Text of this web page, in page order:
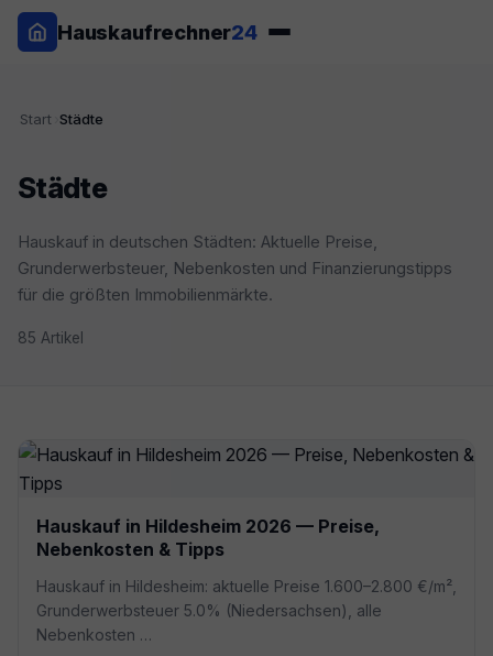
Hauskaufrechner24
Start Städte
Städte
Hauskauf in deutschen Städten: Aktuelle Preise,
Grunderwerbsteuer, Nebenkosten und Finanzierungstipps
für die größten Immobilienmärkte.
85 Artikel
Hauskauf in Hildesheim 2026 — Preise,
Nebenkosten & Tipps
Hauskauf in Hildesheim: aktuelle Preise 1.600–2.800 €/m²,
Grunderwerbsteuer 5.0% (Niedersachsen), alle
Nebenkosten …